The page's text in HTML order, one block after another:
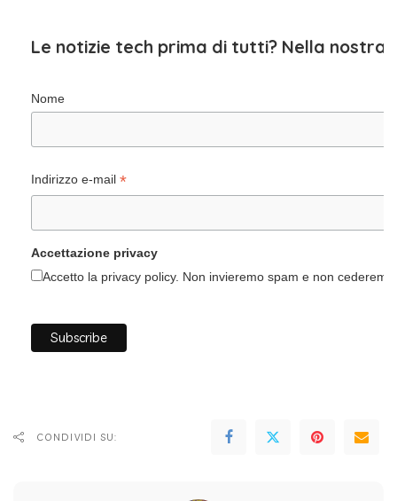
Le notizie tech prima di tutti? Nella nostra
Nome
Indirizzo e-mail *
Accettazione privacy
Accetto la privacy policy. Non invieremo spam e non
CONDIVIDI SU: